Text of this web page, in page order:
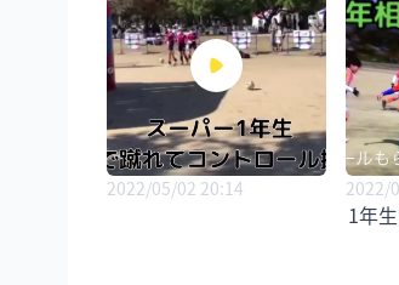
2022/05/02 20:14 2022/
1年